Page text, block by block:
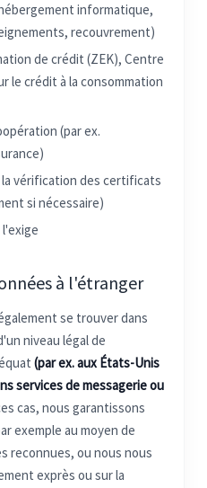
informatique,
recouvrement)
de crédit (ZEK), Centre
le crédit à la consommation
(par ex.
la vérification des certificats
si nécessaire)
à l'étranger
se trouver dans
niveau légal de
(par ex. aux États-Unis
services de messagerie ou
cas, nous garantissons
exemple au moyen de
reconnues, ou nous nous
exprès ou sur la